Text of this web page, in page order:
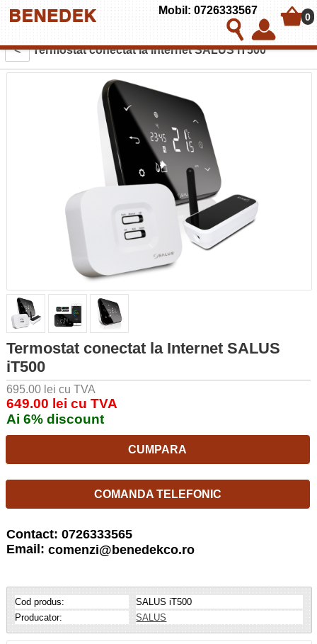
Mobil: 0726333567
0
< Termostat conectat la Internet SALUS iT500
Termostat conectat la Internet SALUS
iT500
695.00 lei cu TVA
649.00 lei cu TVA
Ai 6% discount
CUMPARA
COMANDA TELEFONIC
Contact: 0726333565
Email: comenzi@benedekco.ro
Cod produs:
SALUS iT500
Producator:
SALUS